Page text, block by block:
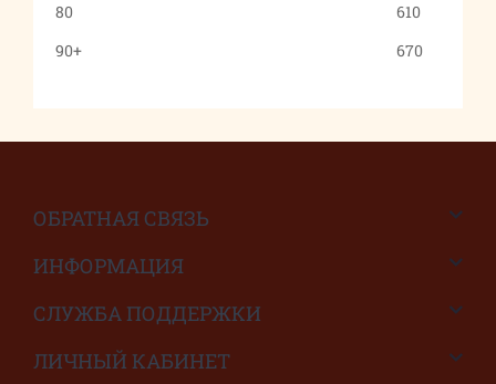
80
610
90+
670
ОБРАТНАЯ СВЯЗЬ
ИНФОРМАЦИЯ
СЛУЖБА ПОДДЕРЖКИ
ЛИЧНЫЙ КАБИНЕТ